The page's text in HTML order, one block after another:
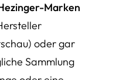
Marken
oder gar
Sammlung